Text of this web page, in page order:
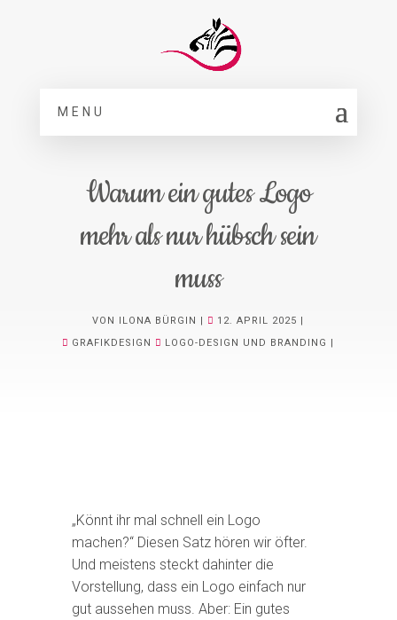
MENU
Warum ein gutes Logo
mehr als nur hübsch sein
muss
VON ILONA BÜRGIN
12. APRIL 2025
GRAFIKDESIGN
LOGO-DESIGN UND BRANDING
„Könnt ihr mal schnell ein Logo
machen?“ Diesen Satz hören wir öfter.
Und meistens steckt dahinter die
Vorstellung, dass ein Logo einfach nur
gut aussehen muss. Aber: Ein gutes